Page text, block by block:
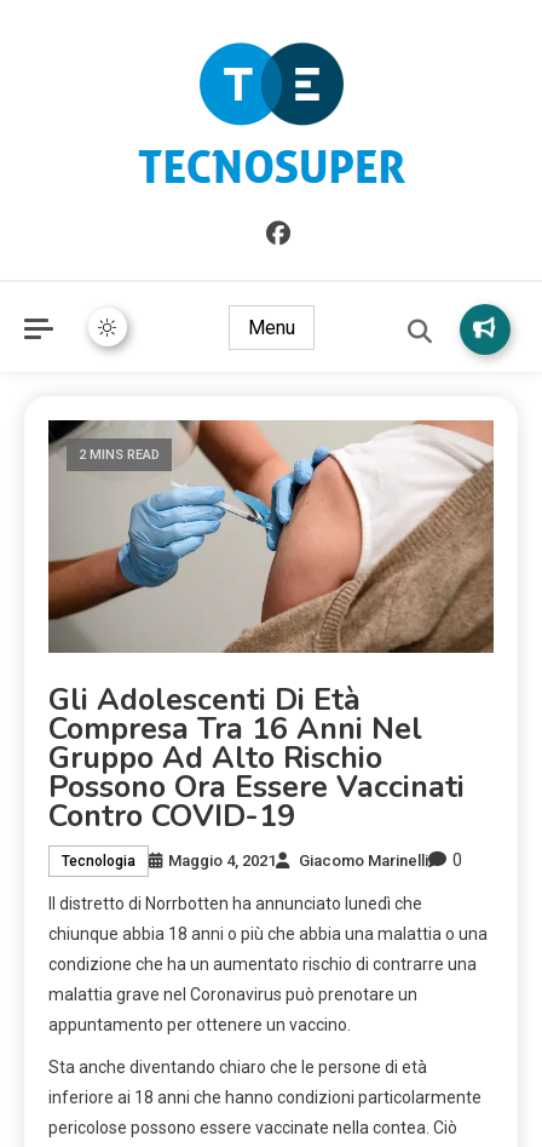
TecnoSuper.net
Informazioni sull'Italia. Seleziona gli argomenti di cui vuoi
saperne di più
Menu
2 MINS READ
Gli Adolescenti Di Età
Compresa Tra 16 Anni Nel
Gruppo Ad Alto Rischio
Possono Ora Essere Vaccinati
Contro COVID-19
Tecnologia Maggio 4, 2021 Giacomo Marinelli 0
Il distretto di Norrbotten ha annunciato lunedì che
chiunque abbia 18 anni o più che abbia una malattia o una
condizione che ha un aumentato rischio di contrarre una
malattia grave nel Coronavirus può prenotare un
appuntamento per ottenere un vaccino.
Sta anche diventando chiaro che le persone di età
inferiore ai 18 anni che hanno condizioni particolarmente
pericolose possono essere vaccinate nella contea. Ciò